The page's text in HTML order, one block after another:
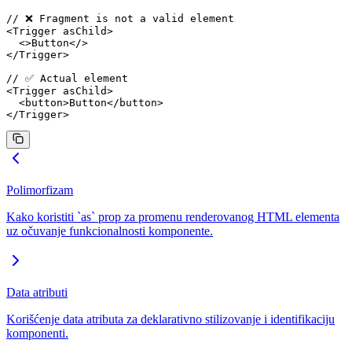
// ❌ Fragment is not a valid element
<Trigger asChild>
  <>Button</>
</Trigger>
// ✅ Actual element
<Trigger asChild>
  <
button>Button</ button>
</Trigger>
Polimorfizam
Kako koristiti `as` prop za promenu renderovanog HTML elementa
uz očuvanje funkcionalnosti komponente.
Data atributi
Korišćenje data atributa za deklarativno stilizovanje i identifikaciju
komponenti.